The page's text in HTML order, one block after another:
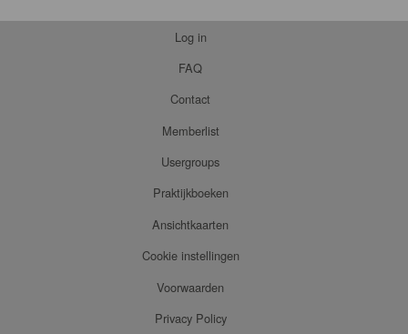
Log in
FAQ
Contact
Memberlist
Usergroups
Praktijkboeken
Ansichtkaarten
Cookie instellingen
Voorwaarden
Privacy Policy